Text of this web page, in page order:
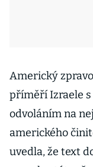
Americký
příměří Izraele
odvoláním na
amerického
uvedla, že text